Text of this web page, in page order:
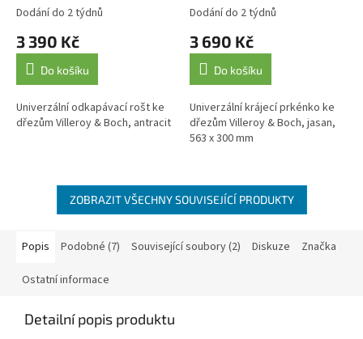
9K130005, antracit
Dodání do 2 týdnů
3 390 Kč
Do košíku
Univerzální odkapávací rošt ke
dřezům Villeroy & Boch, antracit
Dodání do 2 týdnů
3 690 Kč
Do košíku
Univerzální krájecí prkénko ke
dřezům Villeroy & Boch, jasan,
563 x 300 mm
ZOBRAZIT VŠECHNY SOUVISEJÍCÍ PRODUKTY
Popis Podobné (7) Související soubory (2) Diskuze Značka
Ostatní informace
Detailní popis produktu